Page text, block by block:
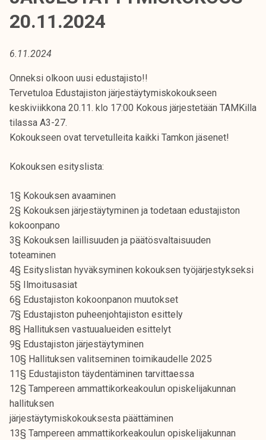
i
o
k
e
a
k
o
l
n
o
p
i
s
k
e
l
i
j
a
k
u
n
t
a
20.11.2024
6.11.2024
Onneksi olkoon uusi edustajisto!!
Tervetuloa Edustajiston järjestäytymiskokoukseen
keskiviikkona 20.11. klo 17:00 Kokous järjestetään TAMKilla
tilassa A3-27.
Kokoukseen ovat tervetulleita kaikki Tamkon jäsenet!
Kokouksen esityslista:
1§ Kokouksen avaaminen
2§ Kokouksen järjestäytyminen ja todetaan edustajiston
kokoonpano
3§ Kokouksen laillisuuden ja päätösvaltaisuuden
toteaminen
4§ Esityslistan hyväksyminen kokouksen työjärjestykseksi
5§ Ilmoitusasiat
6§ Edustajiston kokoonpanon muutokset
7§ Edustajiston puheenjohtajiston esittely
8§ Hallituksen vastuualueiden esittelyt
9§ Edustajiston järjestäytyminen
10§ Hallituksen valitseminen toimikaudelle 2025
11§ Edustajiston täydentäminen tarvittaessa
12§ Tampereen ammattikorkeakoulun opiskelijakunnan
hallituksen
järjestäytymiskokouksesta päättäminen
13§ Tampereen ammattikorkeakoulun opiskelijakunnan